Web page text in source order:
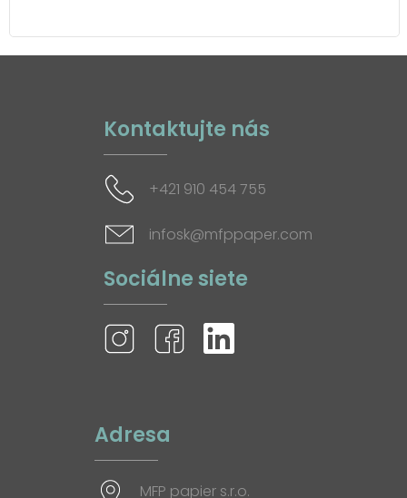
Kontaktujte nás
+421 910 454 755
infosk@mfppaper.com
Sociálne siete
Adresa
MFP papier s.r.o.